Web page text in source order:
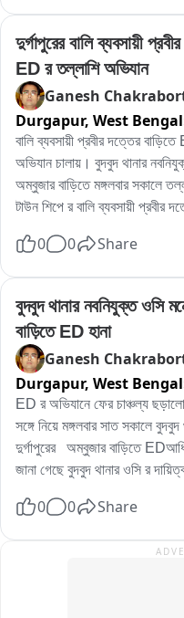
দুর্গাপুরের বালি ব্যবসায়ী
ED র তল্লাশি অভিযান
Ganesh
Durgapur, West
বালি ব্যবসায়ী প্রবীর দত্তের
অভিযান চালায়। বুদবুদ থানার
অম্বুজার বাড়িতে মঙ্গলবার সকালে
টাউন শিপে র বালি ব্যবসায়ী
অভিযোগে এই তল্লাশি অভিযান বলে
0 0 Share
বুদবুদ থানার নবনিযুক্ত ওসি
বাড়িতে ED হানা
Ganesh
Durgapur, West
ED র অভিযানে ফের চাঞ্চল্য
সঙ্গে নিয়ে মঙ্গলবার সাত সকালে
দুর্গাপুরের   অম্বুজার বাড়িতে
জানা গেছে বুদবুদ থানার ওসি র
বর্ধমান জেলার পুলিশ মহলে ব্যাপক
0 0 Share